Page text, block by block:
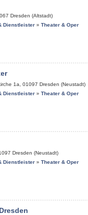
Dresden (Altstadt)
Dienstleister » Theater & Oper
1a 01097 Dresden (Neustadt)
Dienstleister » Theater & Oper
Dresden (Neustadt)
Dienstleister » Theater & Oper